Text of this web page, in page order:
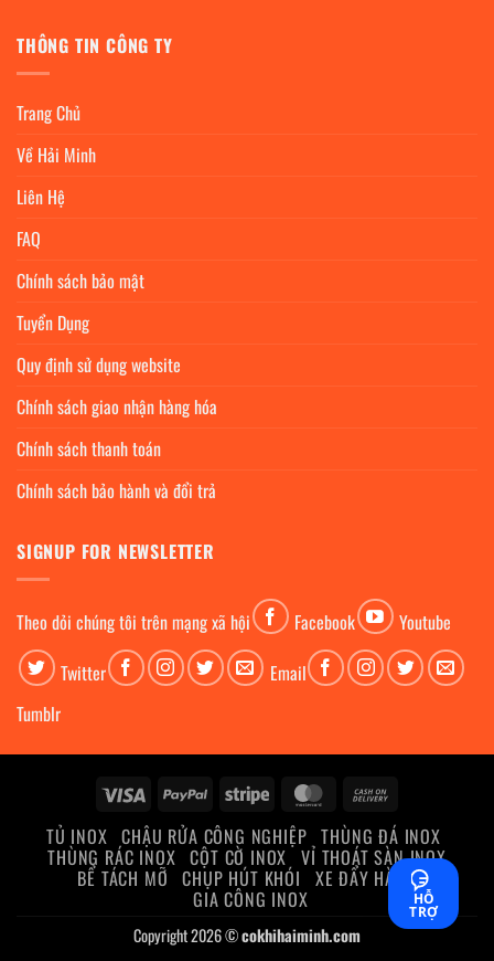
THÔNG TIN CÔNG TY
Trang Chủ
Về Hải Minh
Liên Hệ
FAQ
Chính sách bảo mật
Tuyển Dụng
Quy định sử dụng website
Chính sách giao nhận hàng hóa
Chính sách thanh toán
Chính sách bảo hành và đổi trả
SIGNUP FOR NEWSLETTER
Theo dỏi chúng tôi trên mạng xã hội Facebook
Youtube
Twitter
Email
Tumblr
Visa PayPal Stripe MasterCard
Delivery
TỦ INOX CHẬU RỬA CÔNG NGHIỆP THÙNG ĐÁ INOX
THÙNG RÁC INOX CỘT CỜ INOX VỈ THOÁT SÀN INOX
BỂ TÁCH MỠ CHỤP HÚT KHÓI XE ĐẨY HÀNG
GIA CÔNG INOX
Copyright 2026 ©cokhihaiminh.com
HỖ
TRỢ